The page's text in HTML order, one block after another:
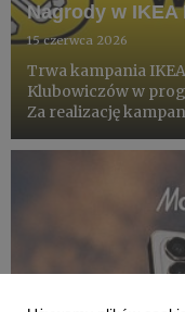
Nagrody w IKEA
15 czerwca 2026
Trwa kampania
Klubowiczów w
Za realizację